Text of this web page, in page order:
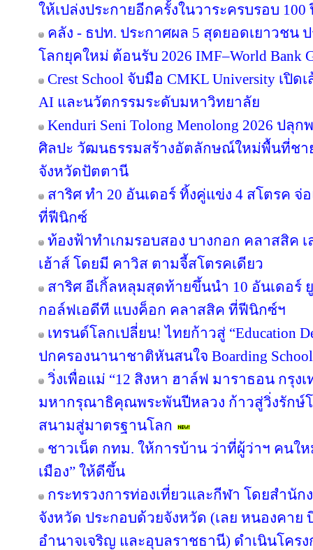
ให้เปล่งประกายอีกครั้งในวาระครบรอบ 100
คลัง - ธปท. ประกาศผล 5 สุดยอดเยาวชน
โลกยุคใหม่ ต้อนรับ 2026 IMF–World Bank
Crest School จับมือ CMKL University เปิ
AI และนวัตกรรมระดับมหาวิทยาลัย
Kenduri Seni Tolong Menolong 2026 ปลุ
ศิลปะ วัฒนธรรมสร้างอัตลักษณ์ใหม่พื้นที่ชา
จังหวัดปัตตานี
สาริศ ทำ 20 อันเดอร์ ทิ้งคู่แข่ง 4 สโตรค
ที่ฟีนิกซ์
ท้องฟ้าทำเกมรอบสอง บางกอก คลาสสิค
เฮ้าส์ โดยมี คาวิส ตามจี้สโตรคเดียว
สาริศ อีเกิ้ลหลุมสุดท้ายขึ้นนำ 10 อันเดอร์
กอล์ฟเอดีที แบงค็อก คลาสสิค ที่ฟีนิกซ์ฯ
เทรนด์โลกเปลี่ยน! ไทยก้าวสู่ “Education
ปกครองนานาชาติหันสนใจ Boarding
วิ่งเพื่อแม่ “12 สิงหา ฮาล์ฟ มาราธอน กรุง
มหากรุณาธิคุณพระพันปีหลวง ก้าวสู่วิ่งรักษ์
สนามสู่มาตรฐานโลก
ชาวเน็ต กทม. ให้การบ้าน ว่าที่ผู้ว่าฯ คน
เมือง” ให้ดีขึ้น
กระทรวงการท่องเที่ยวและกีฬา โดยสำนั
จังหวัด ประกอบด้วยจังหวัด (เลย หนองคา
อำนาจเจริญ และอุบลราชธานี) ดำเนินโคร